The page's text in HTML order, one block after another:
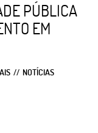
PÚBLICA
EM
NOTÍCIAS